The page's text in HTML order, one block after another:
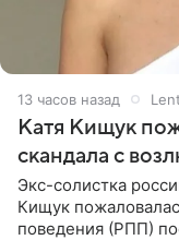
13 часов назад
Катя Кищук
скандала с
Экс-солистка
Кищук
поведения (РПП)